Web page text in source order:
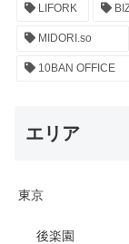
LIFORK
MIDORI.so
10BAN OFFICE
エリア
東京
後楽園